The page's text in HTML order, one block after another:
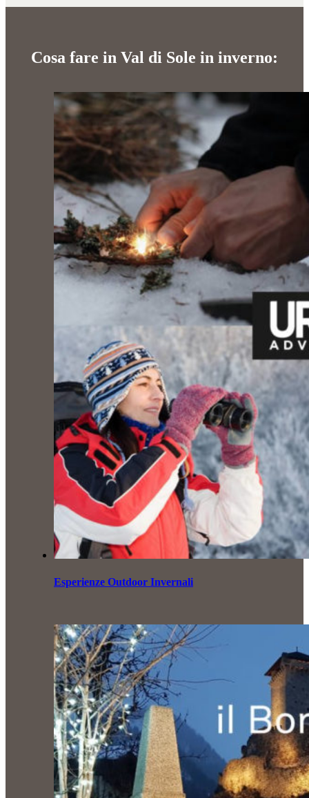
Cosa fare in Val di Sole in inverno:
Esperienze Outdoor Invernali